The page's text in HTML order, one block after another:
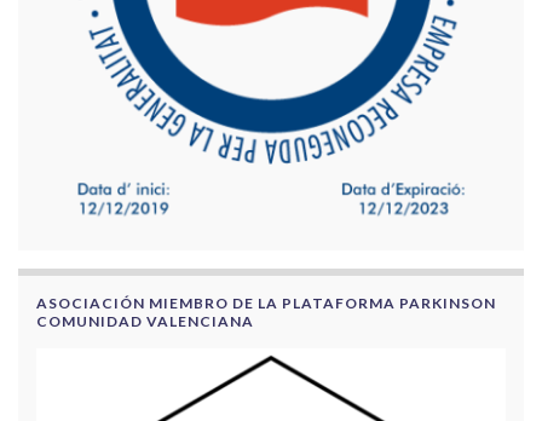
ASOCIACIÓN MIEMBRO DE LA PLATAFORMA PARKINSON
COMUNIDAD VALENCIANA